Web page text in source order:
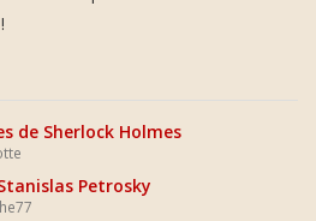
!
de Sherlock Holmes
Petrosky